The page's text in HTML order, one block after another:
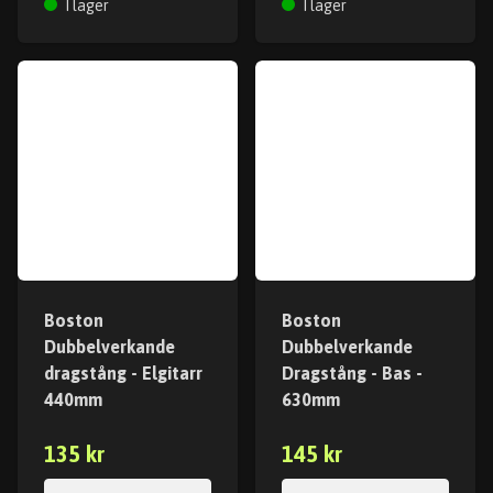
I lager I lager
Boston
Dubbelverkande
dragstång - Elgitarr
440mm
135 kr
Boston
Dubbelverkande
Dragstång - Bas -
630mm
145 kr